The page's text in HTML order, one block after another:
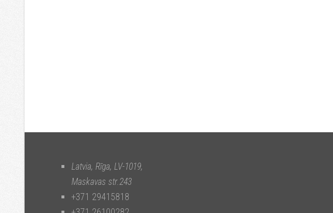
Latvia, Rīga, LV-1019,
Maskavas str.243
+371 29415818